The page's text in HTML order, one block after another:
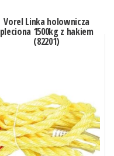
Vorel Linka holownicza
pleciona 1500kg z hakiem
(82201)